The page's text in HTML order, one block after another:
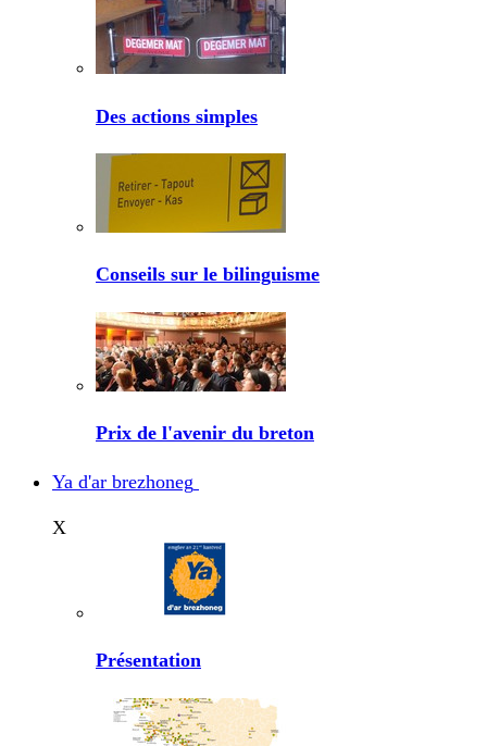
Des actions simples
Conseils sur le bilinguisme
Prix de l'avenir du breton
Ya d'ar brezhoneg
X
Présentation